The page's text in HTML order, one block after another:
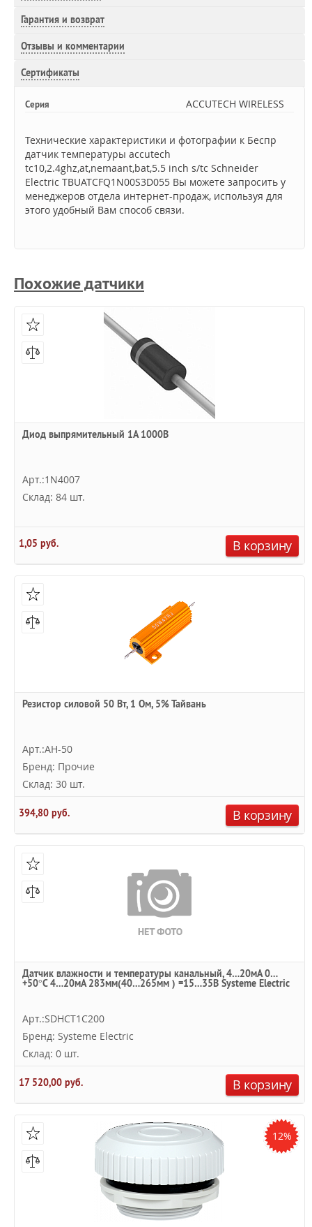
Гарантия и возврат
Отзывы и комментарии
Сертификаты
Серия ACCUTECH WIRELESS
Технические характеристики и фотографии к Беспр
датчик температуры accutech
tc10,2.4ghz,at,nemaant,bat,5.5 inch s/tc Schneider
Electric TBUATCFQ1N00S3D055 Вы можете запросить у
менеджеров отдела интернет-продаж, используя для
этого удобный Вам способ связи.
Похожие датчики
Диод выпрямительный 1А 1000В
Арт.:1N4007
Склад: 84 шт.
1,05 руб. В корзину
Резистор силовой 50 Вт, 1 Ом, 5% Тайвань
Арт.:AH-50
Бренд: Прочие
Склад: 30 шт.
394,80 руб. В корзину
Датчик влажности и температуры канальный, 4…20мА 0…
+50°С 4…20мА 283мм(40…265мм ) =15…35В Systeme Electric
Арт.:SDHCT1C200
Бренд: Systeme Electric
Склад: 0 шт.
17 520,00 руб. В корзину
12%